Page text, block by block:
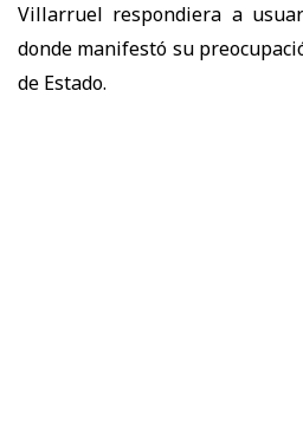
Villarruel respondiera a
donde manifestó su
de Estado.